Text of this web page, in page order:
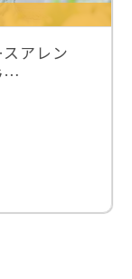
アレン
…